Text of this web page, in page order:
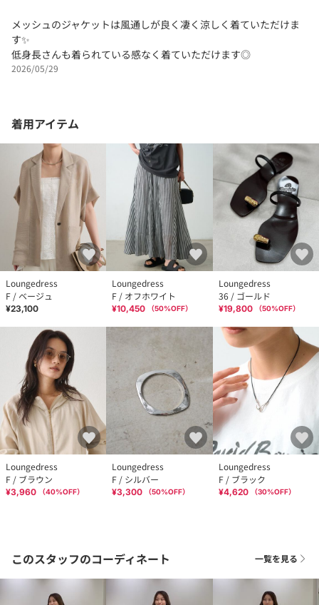
メッシュのジャケットは風通しが良く凄く涼しく着ていただけま
す✨
低身長さんも着られている感なく着ていただけます◎
2026/05/29
着用アイテム
Loungedress
F / ベージュ
¥23,100
Loungedress
F / オフホワイト
¥10,450 （50%OFF）
Loungedress
36 / ゴールド
¥19,800 （50%OFF）
Loungedress
F / ブラウン
¥3,960 （40%OFF）
Loungedress
F / シルバー
¥3,300 （50%OFF）
Loungedress
F / ブラック
¥4,620 （30%OFF）
このスタッフのコーディネート 一覧を見る